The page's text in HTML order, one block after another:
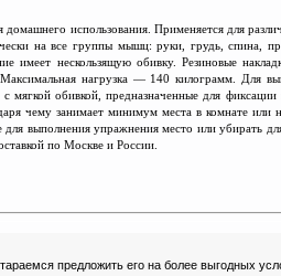
домашнего использования. Применяется для
на все группы мышц: руки, грудь, спина,
имеет нескользящую обивку. Резиновые
Максимальная нагрузка — 140 килограмм.
мягкой обивкой, предназначенные для
чему занимает минимум места в комнате
для выполнения упражнения место или убирать
по Москве и России.
предложить его на более выгодных